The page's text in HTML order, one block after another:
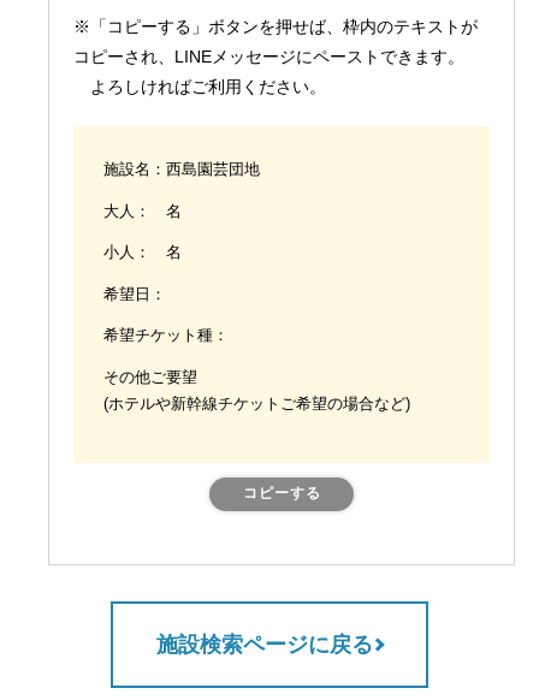
※「コピーする」ボタンを押せば、枠内のテキストが
コピーされ、LINEメッセージにペーストできます。
よろしければご利用ください。
施設名：西島園芸団地
大人： 名
小人： 名
希望日：
希望チケット種：
その他ご要望
(ホテルや新幹線チケットご希望の場合など)
コピーする
施設検索ページに戻る